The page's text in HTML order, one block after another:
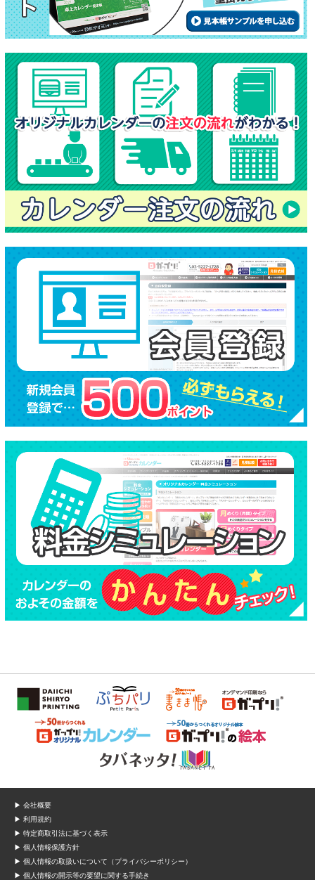
▶ 会社概要
▶ 利用規約
▶ 特定商取引法に基づく表示
▶ 個人情報保護方針
▶ 個人情報の取扱いについて（プライバシーポリシー）
▶ 個人情報の開示等の要望に関する手続き